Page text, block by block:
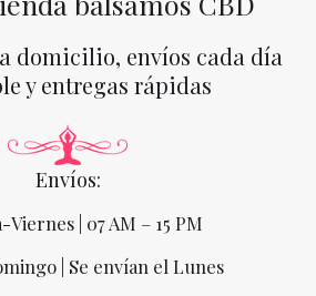
domicilio, envíos cada día
y entregas rápidas
Envíos:
| 07 AM – 15 PM
| Se envían el Lunes